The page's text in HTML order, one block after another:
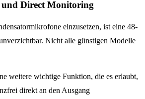
und Direct Monitoring
einzusetzen, ist eine 48-
Nicht alle günstigen Modelle
weitere wichtige Funktion, die es erlaubt,
direkt an den Ausgang